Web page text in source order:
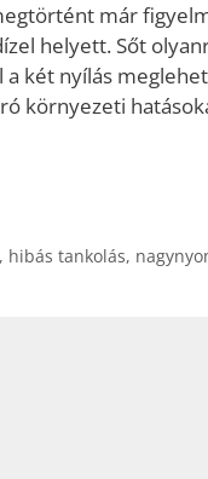
már
helyett. Sőt
a két nyílás
környezeti
, hibás tankolás,